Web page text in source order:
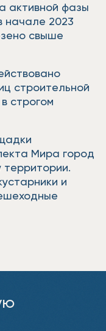
активной фазы
начале 2023
свыше
строительной
строгом
Мира город
территории.
и